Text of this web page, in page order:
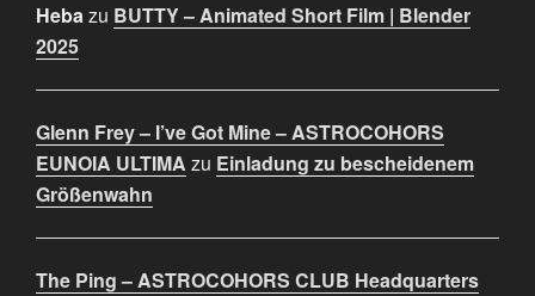
Hebazu BUTTY – Animated Short Film | Blender
2025
Glenn Frey – I’ve Got Mine – ASTROCOHORS
EUNOIA ULTIMA zu Einladung zu bescheidenem
Größenwahn
The Ping – ASTROCOHORS CLUB Headquarters